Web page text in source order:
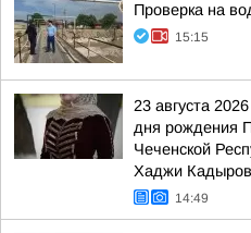
Проверка на
15:15
23 августа
дня рождения
Чеченской
Хаджи
14:49